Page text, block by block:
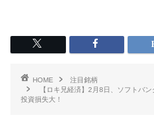
HOME
注目銘柄
【ロキ兄経済】2月8日、ソフトバ
投資損失大！